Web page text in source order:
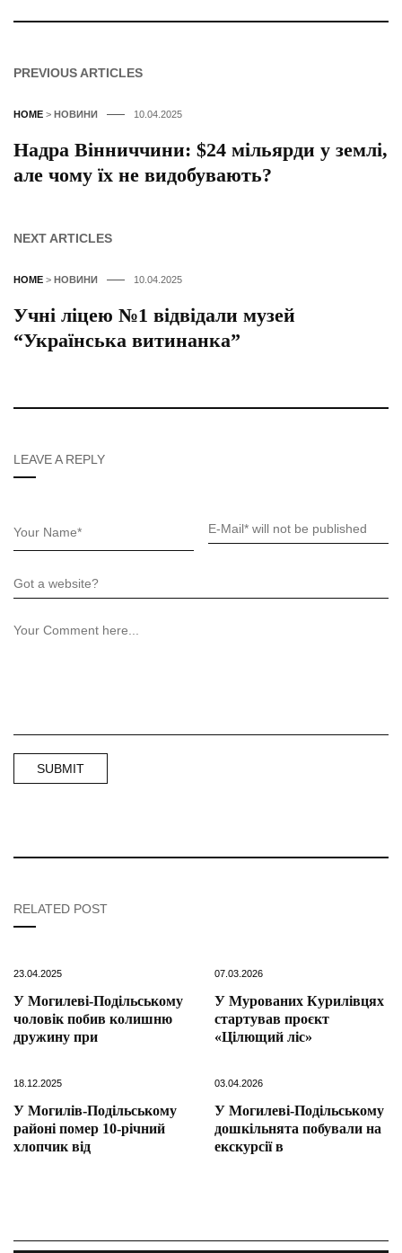
PREVIOUS ARTICLES
HOME > НОВИНИ 10.04.2025
Надра Вінниччини: $24 мільярди у землі,
але чому їх не видобувають?
NEXT ARTICLES
HOME > НОВИНИ 10.04.2025
Учні ліцею №1 відвідали музей
“Українська витинанка”
LEAVE A REPLY
RELATED POST
23.04.2025
У Могилеві-Подільському
чоловік побив колишню
дружину при
07.03.2026
У Мурованих Курилівцях
стартував проєкт
«Цілющий ліс»
18.12.2025
У Могилів-Подільському
районі помер 10-річний
хлопчик від
03.04.2026
У Могилеві-Подільському
дошкільнята побували на
екскурсії в